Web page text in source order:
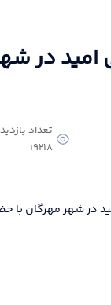
خدماتی امید در
تعداد
19218
۱۲۰ واحدی خدماتی امید در شهر مهرگان